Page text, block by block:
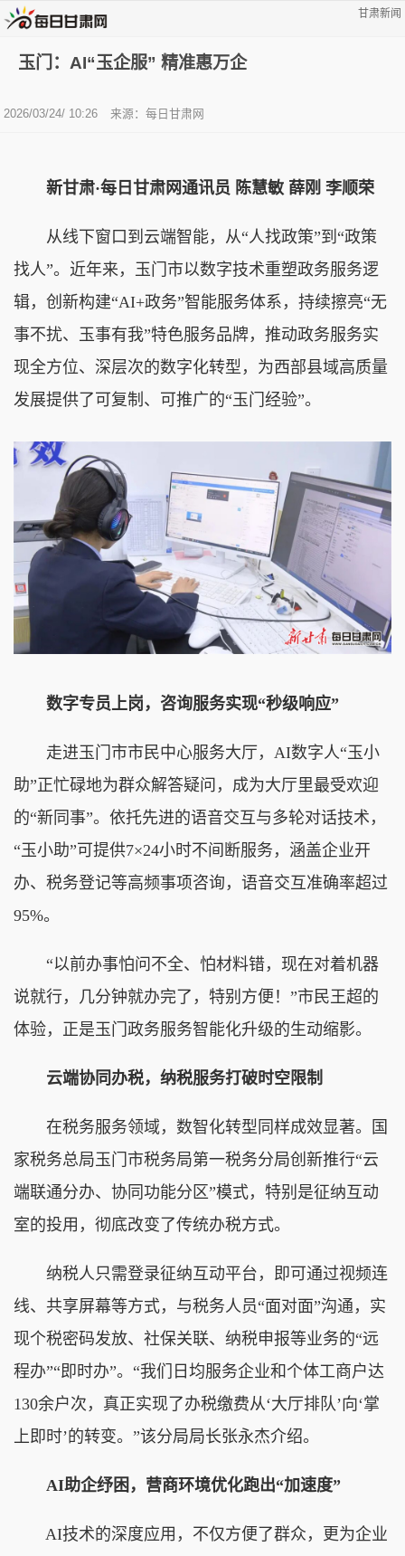
甘肃新闻
玉门：AI“玉企服” 精准惠万企
2026/03/24/ 10:26 来源：每日甘肃网
新甘肃·每日甘肃网通讯员 陈慧敏 薛刚 李顺荣
从线下窗口到云端智能，从“人找政策”到“政策
找人”。近年来，玉门市以数字技术重塑政务服务逻
辑，创新构建“AI+政务”智能服务体系，持续擦亮“无
事不扰、玉事有我”特色服务品牌，推动政务服务实
现全方位、深层次的数字化转型，为西部县域高质量
发展提供了可复制、可推广的“玉门经验”。
数字专员上岗，咨询服务实现“秒级响应”
走进玉门市市民中心服务大厅，AI数字人“玉小
助”正忙碌地为群众解答疑问，成为大厅里最受欢迎
的“新同事”。依托先进的语音交互与多轮对话技术，
“玉小助”可提供7×24小时不间断服务，涵盖企业开
办、税务登记等高频事项咨询，语音交互准确率超过
95%。
“以前办事怕问不全、怕材料错，现在对着机器
说就行，几分钟就办完了，特别方便！”市民王超的
体验，正是玉门政务服务智能化升级的生动缩影。
云端协同办税，纳税服务打破时空限制
在税务服务领域，数智化转型同样成效显著。国
家税务总局玉门市税务局第一税务分局创新推行“云
端联通分办、协同功能分区”模式，特别是征纳互动
室的投用，彻底改变了传统办税方式。
纳税人只需登录征纳互动平台，即可通过视频连
线、共享屏幕等方式，与税务人员“面对面”沟通，实
现个税密码发放、社保关联、纳税申报等业务的“远
程办”“即时办”。“我们日均服务企业和个体工商户达
130余户次，真正实现了办税缴费从‘大厅排队’向‘掌
上即时’的转变。”该分局局长张永杰介绍。
AI助企纾困，营商环境优化跑出“加速度”
AI技术的深度应用，不仅方便了群众，更为企业